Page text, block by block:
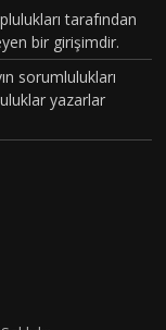
tarafından
bir girişimdir.
sorumlulukları
yazarlar